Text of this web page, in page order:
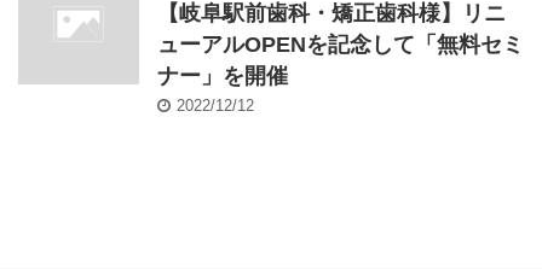
【岐阜駅前歯科・矯正歯科様】リニ
ューアルOPENを記念して「無料セミ
ナー」を開催
2022/12/12